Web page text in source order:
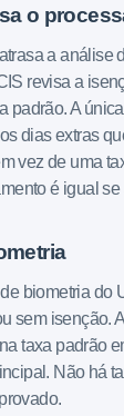
o
a análise
revisa a
padrão. A
dias extras
vez de uma
é igual
biometria do
sem isenção.
taxa padrão
Não há